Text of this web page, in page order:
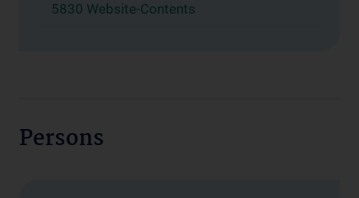
5830 Website-Contents
Persons